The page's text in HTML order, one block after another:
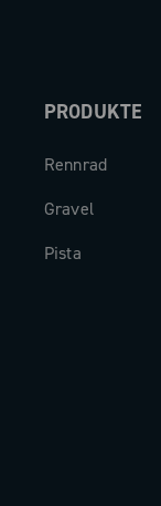
PRODUKTE
Rennrad
Gravel
Pista